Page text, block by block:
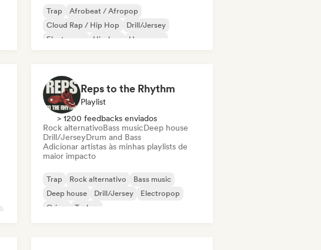
Trap
Afrobeat / Afropop
Cloud Rap / Hip Hop
Drill/Jersey
Electropop
Hip-hop
Hyperpop
Reps to the Rhythm
Playlist
> 1200 feedbacks enviados
Rock alternativoBass musicDeep house
Drill/JerseyDrum and Bass
Adicionar artistas às minhas playlists de
maior impacto
Trap Rock alternativo
Bass music
Deep house
Drill/Jersey
Electropop
Grime
Techno